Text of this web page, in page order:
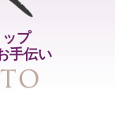
プ
手伝い